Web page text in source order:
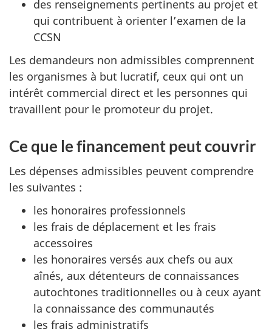
des renseignements pertinents au projet et
qui contribuent à orienter l’examen de la
CCSN
Les demandeurs non admissibles comprennent
les organismes à but lucratif, ceux qui ont un
intérêt commercial direct et les personnes qui
travaillent pour le promoteur du projet.
Ce que le financement peut couvrir
Les dépenses admissibles peuvent comprendre
les suivantes :
les honoraires professionnels
les frais de déplacement et les frais
accessoires
les honoraires versés aux chefs ou aux
aînés, aux détenteurs de connaissances
autochtones traditionnelles ou à ceux ayant
la connaissance des communautés
les frais administratifs